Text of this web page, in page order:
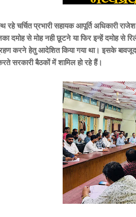
रहे चर्चित प्रभारी सहायक आपूर्ति अधिकारी
दमोह से मोह नही छूटने या फिर इन्हें दमोह से
करने हेतु आदेशित किया गया था। इसके बावजूद
सरकारी बैठकों में शामिल हो रहेहैं।